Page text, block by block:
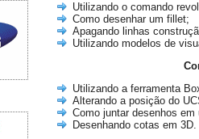
Utilizando o comando
Como desenhar um fillet;
Apagando linhas
Utilizando modelos de
Utilizando a ferramenta
Alterando a posição do
Como juntar desenhos em
Desenhando cotas em 3D.